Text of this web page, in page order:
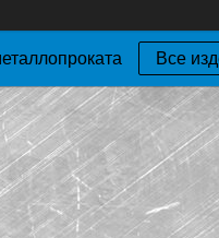
Все